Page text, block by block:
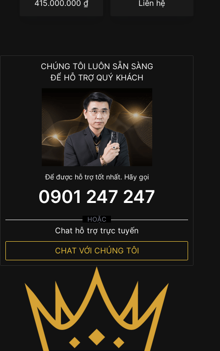
415.000.000 ₫
Liên hệ
CHÚNG TÔI LUÔN SẴN SÀNG
ĐỂ HỖ TRỢ QUÝ KHÁCH
Để được hỗ trợ tốt nhất. Hãy gọi
0901 247 247
HOẶC
Chat hỗ trợ trực tuyến
CHAT VỚI CHÚNG TÔI